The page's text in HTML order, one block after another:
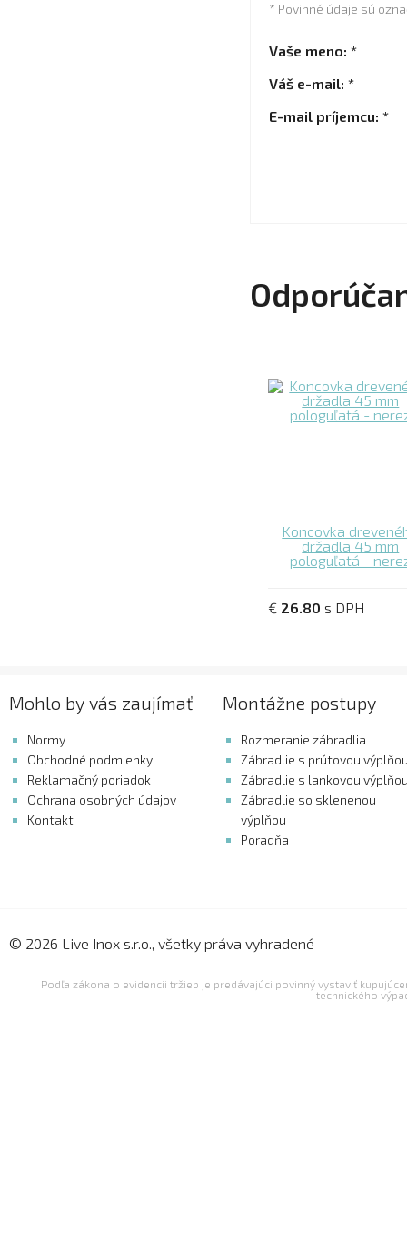
* Povinné údaje sú
Vaše meno: *
Váš e-mail: *
E-mail príjemcu: *
Koncovka
držadla 45 mm
pologuľatá -
€ 26.80 s DPH
Mohlo by vás zaujímať
Normy
Obchodné podmienky
Reklamačný poriadok
Ochrana osobných údajov
Kontakt
Montážne postupy
Rozmeranie zábradlia
Zábradlie s prútovou
Zábradlie s lankovou
Zábradlie so sklenenou
výplňou
Poradňa
© 2026 Live Inox s.r.o., všetky práva vyhradené
Podľa zákona o evidencii tržieb je predávajúci povinný vystaviť
technického